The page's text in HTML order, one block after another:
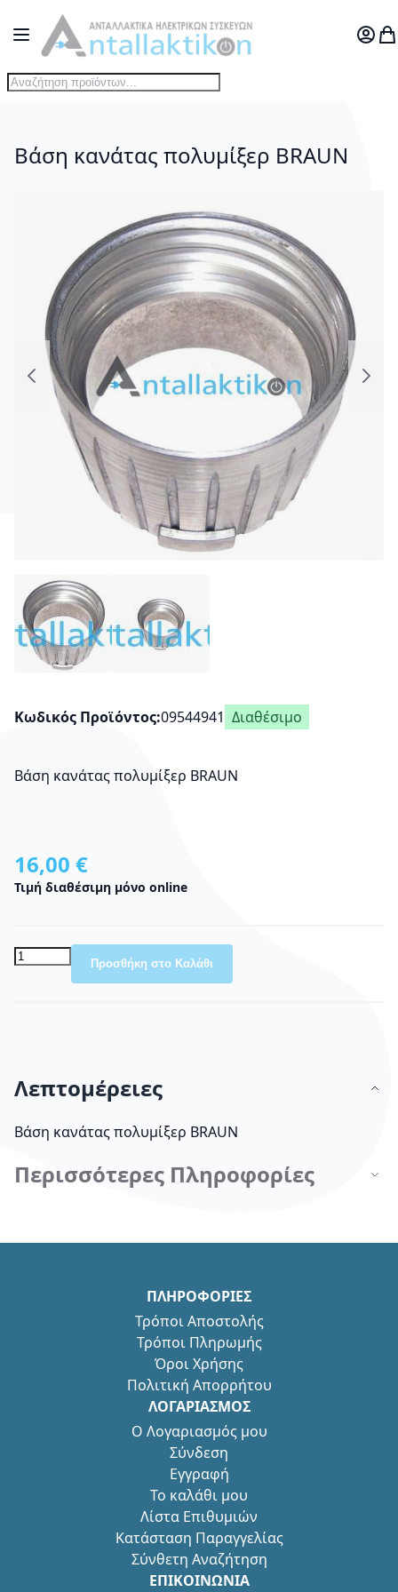
Μετάβαση στο περιεχόμενο
Toggle Nav
Ο
Βάση κανάτας πολυμίξερ BRAUN
Κωδικός Προϊόντος 09544941 Διαθέσιμο
Βάση κανάτας πολυμίξερ BRAUN
16,00 €
Τιμή διαθέσιμη μόνο online
Προσθήκη στο Καλάθι
Λεπτομέρειες
Βάση κανάτας πολυμίξερ BRAUN
Περισσότερες Πληροφορίες
ΠΛΗΡΟΦΟΡΙΕΣ
Τρόποι Αποστολής
Τρόποι Πληρωμής
Όροι Χρήσης
Πολιτική Απορρήτου
ΛΟΓΑΡΙΑΣΜΟΣ
Ο Λογαριασμός μου
Σύνδεση
Εγγραφή
Το καλάθι μου
Λίστα Επιθυμιών
Κατάσταση Παραγγελίας
Σύνθετη Αναζήτηση
ΕΠΙΚΟΙΝΩΝΙΑ